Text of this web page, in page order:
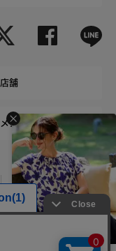
店舗
メンズ
企業情報